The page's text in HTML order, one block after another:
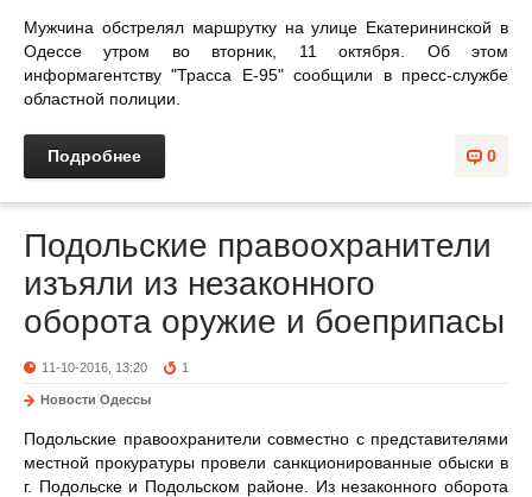
Мужчина обстрелял маршрутку на улице Екатерининской в
Одессе утром во вторник, 11 октября. Об этом
информагентству "Трасса Е-95" сообщили в пресс-службе
областной полиции.
0
Подробнее
Подольские правоохранители
изъяли из незаконного
оборота оружие и боеприпасы
11-10-2016, 13:20 1
Новости Одессы
Подольские правоохранители совместно с представителями
местной прокуратуры провели санкционированные обыски в
г. Подольске и Подольском районе. Из незаконного оборота